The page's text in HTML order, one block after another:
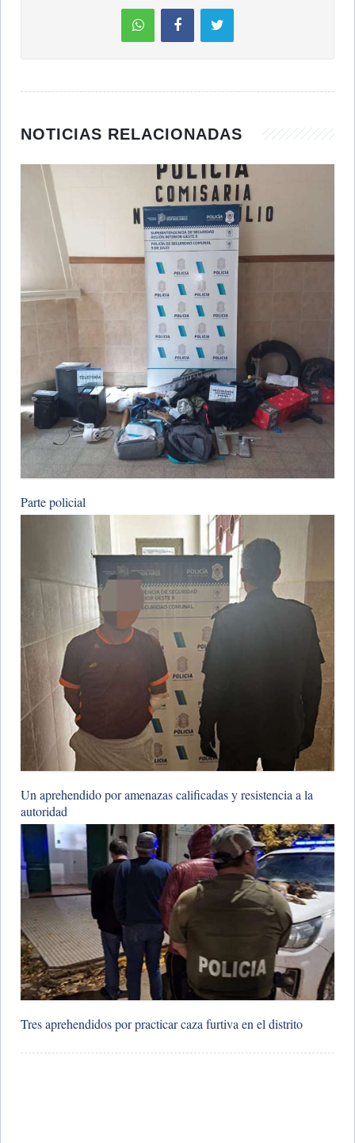
NOTICIAS RELACIONADAS
Parte policial
​Un aprehendido por amenazas calificadas y resistencia a la
autoridad
​Tres aprehendidos por practicar caza furtiva en el distrito